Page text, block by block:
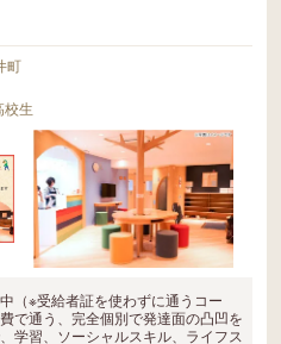
町
校生
（※受給者証を使わずに通うコー
で通う、完全個別で発達面の凸凹を
学習、ソーシャルスキル、ライフス